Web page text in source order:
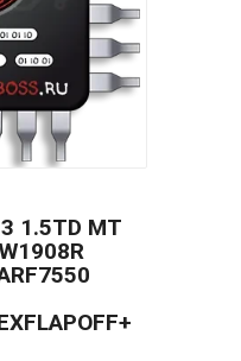
3 1.5TD MT